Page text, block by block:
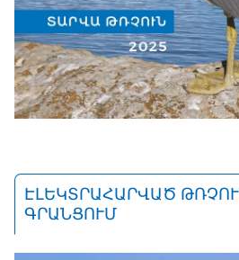
ԷԼԵԿՏՐԱՀԱՐՎԱԾ
ԳՐԱՆՑՈՒՄ